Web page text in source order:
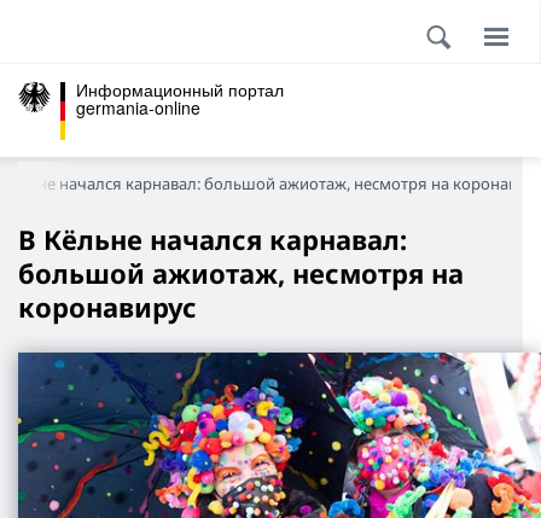
Информационный портал
germania-online
начался карнавал: большой ажиотаж, несмотря на
В Кёльне начался карнавал:
большой ажиотаж, несмотря на
коронавирус